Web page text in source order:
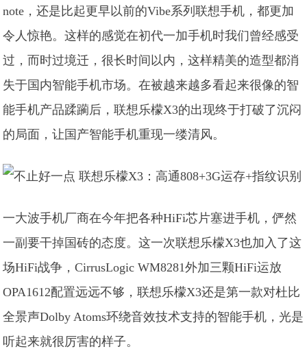
note，还是比起更早以前的Vibe系列联想手机，都更加
令人惊艳。这样的感觉在初代一加手机时我们曾经感受
过，而时过境迁，很长时间以内，这样精美的造型都消
失于国内智能手机市场。在被越来越多看起来很像的智
能手机产品蹂躏后，联想乐檬X3的出现终于打破了沉闷
的局面，让国产智能手机重现一缕清风。
一大波手机厂商在今年把各种HiFi芯片塞进手机，俨然
一副要干掉国砖的态度。这一次联想乐檬X3也加入了这
场HiFi战争，CirrusLogic WM8281外加三颗HiFi运放
OPA1612配置远远不够，联想乐檬X3还是第一款对杜比
全景声Dolby Atoms环绕音效技术支持的智能手机，光是
听起来就很厉害的样子。